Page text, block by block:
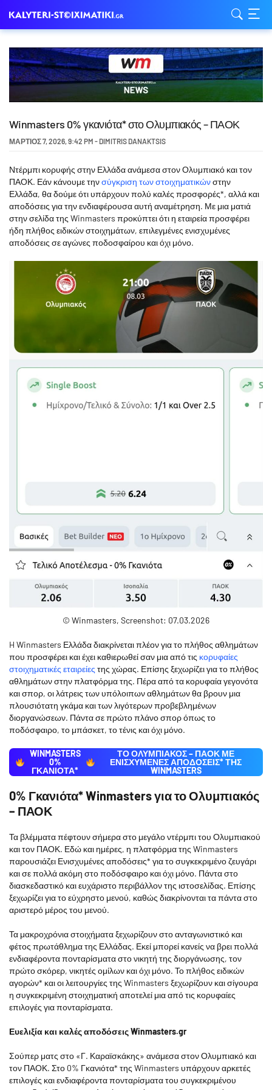
Winmasters 0% γκανιότα* στο Ολυμπιακός – ΠΑΟΚ
ΜΆΡΤΙΟΣ 7, 2026,9:42 PM - DIMITRIS DANAKTSIS
Ντέρμπι κορυφής στην Ελλάδα ανάμεσα στον Ολυμπιακό και τον
ΠΑΟΚ. Εάν κάνουμε τηνσύγκριση των στοιχηματικώνστην
Ελλάδα, θα δούμε ότι υπάρχουν πολύ καλές προσφορές*, αλλά και
αποδόσεις για την ενδιαφέρουσα αυτή αναμέτρηση. Με μια ματιά
στην σελίδα της Winmasters προκύπτει ότι η εταιρεία προσφέρει
ήδη πλήθος ειδικών στοιχημάτων, επιλεγμένες ενισχυμένες
αποδόσεις σε αγώνες ποδοσφαίρου και όχι μόνο.
© Winmasters, Screenshot: 07.03.2026
H Winmasters Ελλάδα διακρίνεται πλέον για το πλήθος αθλημάτων
που προσφέρει και έχει καθιερωθεί σαν μια από τις κορυφαίες
στοιχηματικές εταιρείες της χώρας. Επίσης ξεχωρίζει για το πλήθος
αθλημάτων στην πλατφόρμα της. Πέρα από τα κορυφαία γεγονότα
και σπορ, οι λάτρεις των υπόλοιπων αθλημάτων θα βρουν μια
πλουσιότατη γκάμα και των λιγότερων προβεβλημένων
διοργανώσεων. Πάντα σε πρώτο πλάνο σπορ όπως το
ποδόσφαιρο, το μπάσκετ, το τένις και όχι μόνο.
WINMASTERS
0%
ΓΚΑΝΙΟΤΑ*
ΤΟ ΟΛΥΜΠΙΑΚΟΣ – ΠΑΟΚ ΜΕ
ΕΝΙΣΧΥΜΈΝΕΣ ΑΠΟΔΌΣΕΙΣ* ΤΗΣ
WINMASTERS
0% Γκανιότα* Winmasters για το Ολυμπιακός
– ΠΑΟΚ
Τα βλέμματα πέφτουν σήμερα στο μεγάλο ντέρμπι του Ολυμπιακού
και τον ΠΑΟΚ. Εδώ και ημέρες, η πλατφόρμα της Winmasters
παρουσιάζει Ενισχυμένες αποδόσεις* για το συγκεκριμένο ζευγάρι
και σε πολλά ακόμη στο ποδόσφαιρο και όχι μόνο. Πάντα στο
διασκεδαστικό και ευχάριστο περιβάλλον της ιστοσελίδας. Επίσης
ξεχωρίζει για το εύχρηστο μενού, καθώς διακρίνονται τα πάντα στο
αριστερό μέρος του μενού.
Τα μακροχρόνια στοιχήματα ξεχωρίζουν στο ανταγωνιστικό και
φέτος πρωτάθλημα της Ελλάδας. Εκεί μπορεί κανείς να βρει πολλά
ενδιαφέροντα πονταρίσματα στο νικητή της διοργάνωσης, τον
πρώτο σκόρερ, νικητές ομίλων και όχι μόνο. Το πλήθος ειδικών
αγορών* και οι λειτουργίες της Winmasters ξεχωρίζουν και σίγουρα
η συγκεκριμένη στοιχηματική αποτελεί μια από τις κορυφαίες
επιλογές για πονταρίσματα.
Ευελιξία και καλές αποδόσεις Winmasters.gr
Σούπερ ματς στο «Γ. Καραϊσκάκης» ανάμεσα στον Ολυμπιακό και
τον ΠΑΟΚ. Στο 0% Γκανιότα* της Winmasters υπάρχουν αρκετές
επιλογές και ενδιαφέροντα πονταρίσματα του συγκεκριμένου